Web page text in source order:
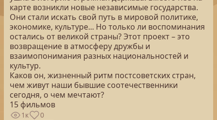
карте возникли новые независимые государства.
Они стали искать свой путь в мировой политике,
экономике, культуре... Но только ли воспоминания
остались от великой страны? Этот проект – это
возвращение в атмосферу дружбы и
взаимопонимания разных национальностей и
культур.
Каков он, жизненный ритм постсоветских стран,
чем живут наши бывшие соотечественники
сегодня, о чем мечтают?
15 фильмов
1к 0